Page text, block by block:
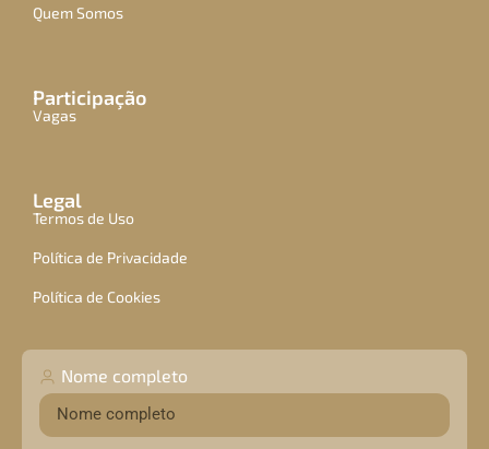
Quem Somos
Participação
Vagas
Legal
Termos de Uso
Política de Privacidade
Política de Cookies
Nome completo